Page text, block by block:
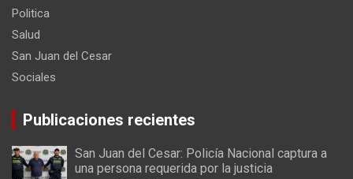
Politica
Salud
San Juan del Cesar
Sociales
Publicaciones recientes
San Juan del Cesar: Policía Nacional captura a
una persona requerida por la justicia